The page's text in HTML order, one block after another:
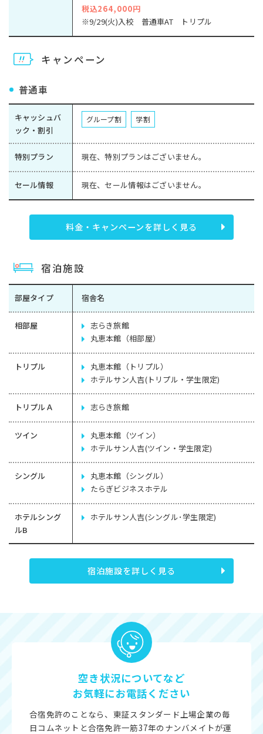
税込264,000円
※9/29(火)入校 普通車AT トリプル
キャンペーン
普通車
キャッシュバ
ック・割引
グループ割 学割
特別プラン 現在、特別プランはございません。
セール情報 現在、セール情報はございません。
料金・キャンペーンを詳しく見る
宿泊施設
部屋タイプ 宿舎名
相部屋
志らき旅館
丸恵本館（相部屋）
トリプル
丸恵本館（トリプル）
ホテルサン人吉(トリプル・学生限定)
トリプルＡ 志らき旅館
ツイン
丸恵本館（ツイン）
ホテルサン人吉(ツイン・学生限定)
シングル
丸恵本館（シングル）
たらぎビジネスホテル
ホテルシング
ルB
ホテルサン人吉(シングル･学生限定)
宿泊施設を詳しく見る
空き状況についてなど
お気軽にお電話ください
合宿免許のことなら、東証スタンダード上場企業の毎
日コムネットと合宿免許一筋37年のナンバメイトが運